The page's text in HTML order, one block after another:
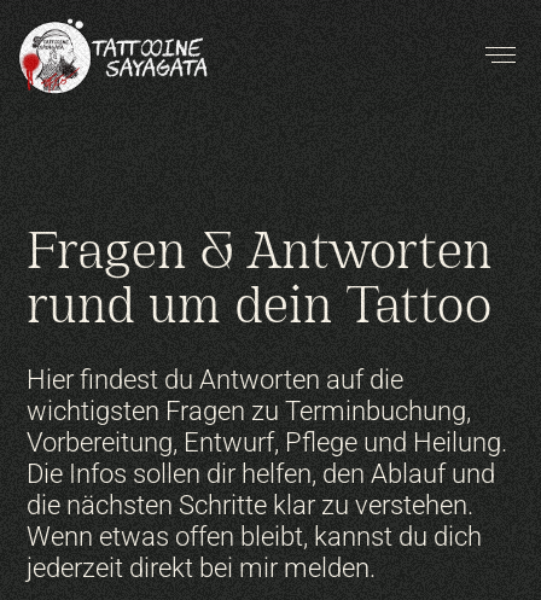
Fragen & Antworten
rund um dein Tattoo
Hier findest du Antworten auf die
wichtigsten Fragen zu Terminbuchung,
Vorbereitung, Entwurf, Pflege und Heilung.
Die Infos sollen dir helfen, den Ablauf und
die nächsten Schritte klar zu verstehen.
Wenn etwas offen bleibt, kannst du dich
jederzeit direkt bei mir melden.